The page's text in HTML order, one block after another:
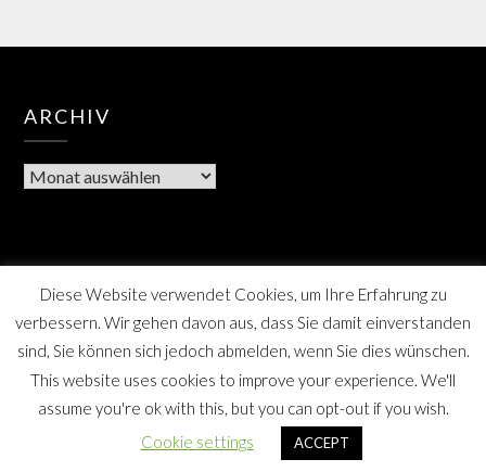
ARCHIV
Berner Bote, die Monatszeitschrift für Farmsen-Berne
und Umgebung, SPD Distrikt Berne, Hamburg
Diese Website verwendet Cookies, um Ihre Erfahrung zu
verbessern. Wir gehen davon aus, dass Sie damit einverstanden
sind, Sie können sich jedoch abmelden, wenn Sie dies wünschen.
This website uses cookies to improve your experience. We'll
assume you're ok with this, but you can opt-out if you wish.
Cookie settings
ACCEPT